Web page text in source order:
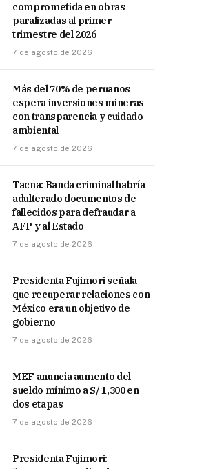
comprometida en obras
paralizadas al primer
trimestre del 2026
7 de agosto de 2026
Más del 70% de peruanos
espera inversiones mineras
con transparencia y cuidado
ambiental
7 de agosto de 2026
Tacna: Banda criminal habría
adulterado documentos de
fallecidos para defraudar a
AFP y al Estado
7 de agosto de 2026
Presidenta Fujimori señala
que recuperar relaciones con
México era un objetivo de
gobierno
7 de agosto de 2026
MEF anuncia aumento del
sueldo mínimo a S/ 1,300 en
dos etapas
7 de agosto de 2026
Presidenta Fujimori: